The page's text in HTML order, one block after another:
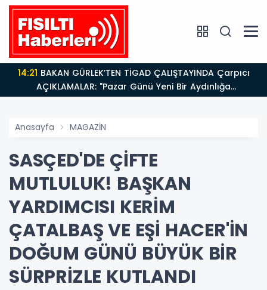
14:21
AÇIKLAMALAR: "Pazar Günü Yeni Bir Aydınlığa
Uyanacağız"
Anasayfa MAGAZİN
SASÇED'DE ÇİFTE
MUTLULUK! BAŞKAN
YARDIMCISI KERİM
ÇATALBAŞ VE EŞİ HACER'İN
DOĞUM GÜNÜ BÜYÜK BİR
SÜRPRİZLE KUTLANDI